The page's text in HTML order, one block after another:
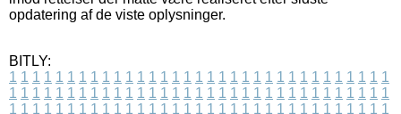
opdatering af de viste oplysninger.
BITLY:
1 1 1 1 1 1 1 1 1 1 1 1 1 1 1 1 1 1 1 1 1 1 1 1 1 1 1 1 1 1 1 1 1
1 1 1 1 1 1 1 1 1 1 1 1 1 1 1 1 1 1 1 1 1 1 1 1 1 1 1 1 1 1 1 1 1
1 1 1 1 1 1 1 1 1 1 1 1 1 1 1 1 1 1 1 1 1 1 1 1 1 1 1 1 1 1 1 1 1